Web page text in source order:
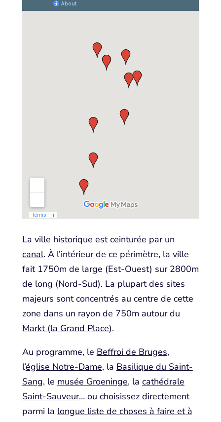
La ville historique est ceinturée par un
canal. À l’intérieur de ce périmètre, la ville
fait 1750m de large (Est-Ouest) sur 2800m
de long (Nord-Sud). La plupart des sites
majeurs sont concentrés au centre de cette
zone dans un rayon de 750m autour du
Markt (la Grand Place).
Au programme, le Beffroi de Bruges,
l’église Notre-Dame, la Basilique du Saint-
Sang, le musée Groeninge, la cathédrale
Saint-Sauveur… ou choisissez directement
parmi la longue liste de choses à faire et à